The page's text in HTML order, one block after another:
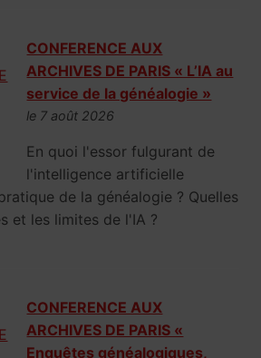
CONFERENCE AUX
ARCHIVES DE PARIS « L’IA au
service de la généalogie »
le 7 août 2026
En quoi l'essor fulgurant de
l'intelligence artificielle
de la généalogie ? Quelles
et les limites de l'IA ?
CONFERENCE AUX
ARCHIVES DE PARIS «
Enquêtes généalogiques,